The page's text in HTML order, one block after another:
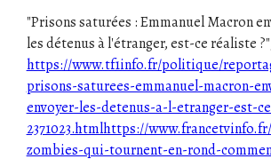
"Prisons saturées : Emmanuel Macron
les détenus à l'étranger, est-ce réaliste ?
https://www.tf1info.fr/politique/
prisons-saturees-emmanuel-macron-
envoyer-les-detenus-a-l-etranger-est-
2371023.htmlhttps://
zombies-qui-tournent-en-rond-